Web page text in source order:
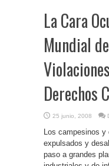
La Cara
Mundial
Derechos
25 junio, 2008
Los campesinos y
expulsados y
paso a grandes